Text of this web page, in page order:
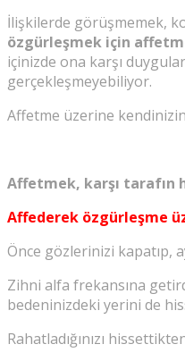
İlişkilerde görüşmemek,
özgürleşmek için
içinizde ona karşı
gerçekleşmeyebiliyor.
Affetme üzerine
Affetmek, karşı tarafın
Affederek özgürleşme
Önce gözlerinizi kapatıp,
Zihni alfa frekansına
bedeninizdeki yerini de
Rahatladığınızı